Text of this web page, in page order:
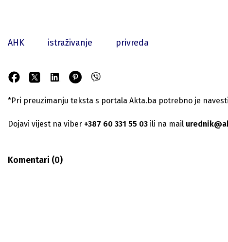
AHK istraživanje privreda
*Pri preuzimanju teksta s portala Akta.ba potrebno je
Dojavi vijest na viber +387 60 331 55 03 ili na mail
Komentari (0)